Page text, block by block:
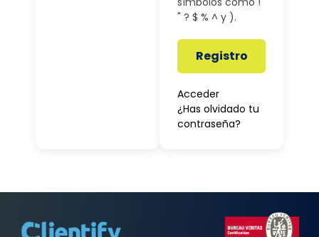
" ? $ % ^ y ).
Registro
Acceder
¿Has olvidado tu
contraseña?